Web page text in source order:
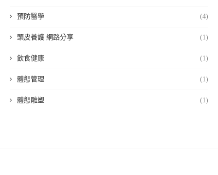
預防醫學 (4)
頭皮養護 網路分享 (1)
飲食健康 (1)
體態管理 (1)
體態雕塑 (1)